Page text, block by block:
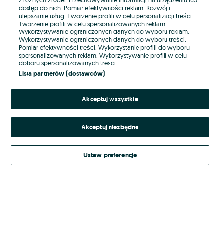
Hasło
Nie pamiętasz hasła?
Zaloguj się
Kontynuując za pośrednictwem jednego z dostawców wskazanych powyżej,
Regulamin serwisuOLX.pl w jego aktualnym brzmieniu.
dostęp do nich. Pomiar efektywności reklam. Rozwój i
ulepszanie usług. Tworzenie profili w celu personalizacji treści.
Tworzenie profili w celu spersonalizowanych reklam.
Wykorzystywanie ograniczonych danych do wyboru reklam.
Wykorzystywanie ograniczonych danych do wyboru treści.
Pomiar efektywności treści. Wykorzystanie profili do wyboru
spersonalizowanych reklam. Wykorzystywanie profili w celu
doboru spersonalizowanych treści.
Lista partnerów (dostawców)
Akceptuj wszystkie
Akceptuj niezbędne
Ustaw preferencje